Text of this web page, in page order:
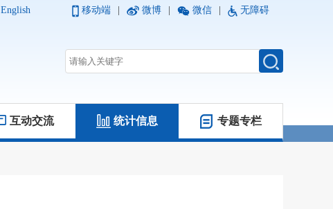
English 移动端 微博 微信 无障碍
互动交流 统计信息 专题专栏